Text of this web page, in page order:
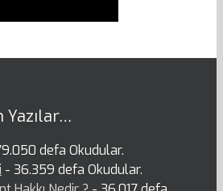
Yazılar…
defa Okudular.
- 36.359 defa Okudular.